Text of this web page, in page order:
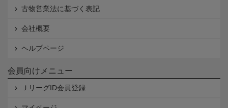
古物営業法に基づく表記
会社概要
ヘルプページ
会員向けメニュー
ＪリーグID会員登録